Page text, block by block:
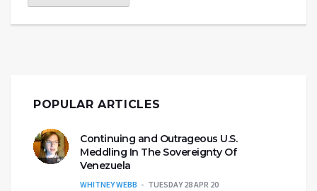
POPULAR ARTICLES
Continuing and Outrageous U.S.
Meddling In The Sovereignty Of
Venezuela
WHITNEY WEBB TUESDAY 28 APR 20